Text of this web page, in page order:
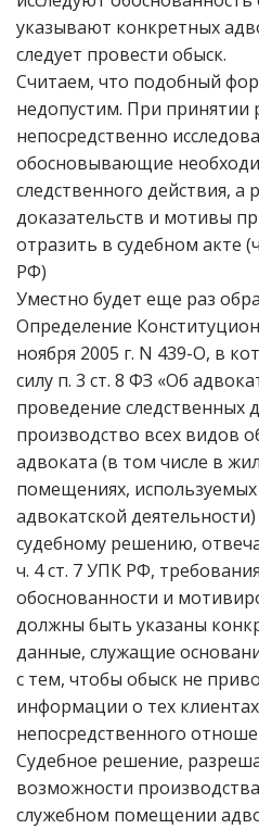
указывают конкретных
следует провести обыск.
Считаем, что подобный
недопустим. При принятии
непосредственно
обосновывающие
следственного действия, а
доказательств и мотивы
отразить в судебном акте
РФ)
Уместно будет еще раз
Определение
ноября 2005 г. N 439-О, в
силу п. 3 ст. 8 ФЗ «Об
проведение следственных
производство всех видов
адвоката (в том числе в
помещениях,
адвокатской
судебному решению,
ч. 4 ст. 7 УПК РФ,
обоснованности и
должны быть указаны
данные, служащие
с тем, чтобы обыск не
информации о тех
непосредственного
Судебное решение,
возможности
служебном помещении